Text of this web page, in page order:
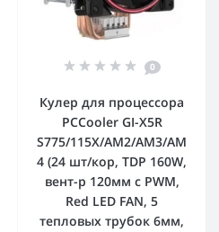
0
Кулер для процессора
PCCooler GI-X5R
S775/115X/AM2/AM3/AM
4 (24 шт/кор, TDP 160W,
вент-р 120мм с PWM,
Red LED FAN, 5
тепловых трубок 6мм,